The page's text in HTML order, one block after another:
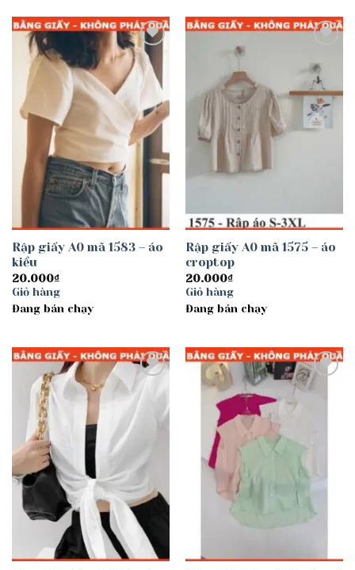
Add to
wishlist
Rập giấy A0 mã 1583 – áo
kiểu
20.000₫
Giỏ hàng
Đang bán chạy
wishlist
Rập giấy A0 mã 1575 – áo
croptop
20.000₫
Giỏ hàng
Đang bán chạy
Add to
wishlist
Add to